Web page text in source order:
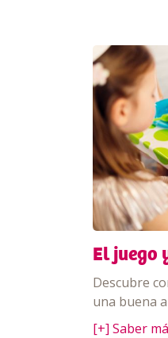
El juego
Descubre
una buena
[+] Saber